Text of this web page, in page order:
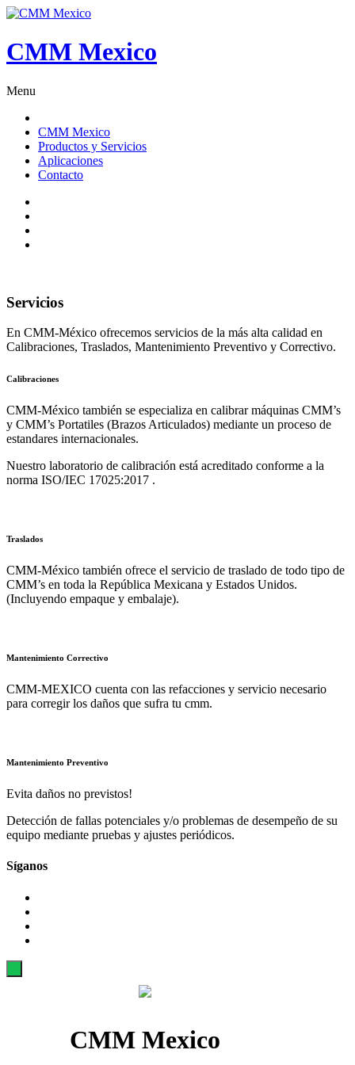
CMM Mexico
Menu
CMM Mexico
Productos y Servicios
Aplicaciones
Contacto
Servicios
En CMM-México ofrecemos servicios de la más alta calidad en
Calibraciones, Traslados, Mantenimiento Preventivo y Correctivo.
Calibraciones
CMM-México también se especializa en calibrar máquinas CMM’s
y CMM’s Portatiles (Brazos Articulados) mediante un proceso de
estandares internacionales.
Nuestro laboratorio de calibración está acreditado conforme a la
norma ISO/IEC 17025:2017 .
Traslados
CMM-México también ofrece el servicio de traslado de todo tipo de
CMM’s en toda la República Mexicana y Estados Unidos.
(Incluyendo empaque y embalaje).
Mantenimiento Correctivo
CMM-MEXICO cuenta con las refacciones y servicio necesario
para corregir los daños que sufra tu cmm.
Mantenimiento Preventivo
Evita daños no previstos!
Detección de fallas potenciales y/o problemas de desempeño de su
equipo mediante pruebas y ajustes periódicos.
Síganos
CMM Mexico